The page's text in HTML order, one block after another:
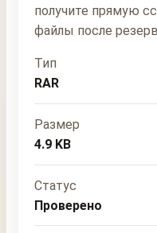
получите прямую
файлы после
Тип
RAR
Размер
4.9 KB
Статус
Проверено